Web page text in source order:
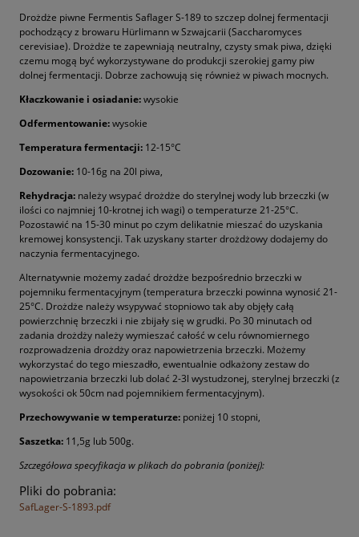
Drożdże piwne Fermentis Saflager S-189 to szczep dolnej fermentacji
pochodzący z browaru Hürlimann w Szwajcarii (Saccharomyces
cerevisiae). Drożdże te zapewniają neutralny, czysty smak piwa, dzięki
czemu mogą być wykorzystywane do produkcji szerokiej gamy piw
dolnej fermentacji. Dobrze zachowują się również w piwach mocnych.
Kłaczkowanie i osiadanie:wysokie
Odfermentowanie:wysokie
Temperatura fermentacji: 12-15°C
Dozowanie: 10-16g na 20l piwa,
Rehydracja: należy wsypać drożdże dosterylnej wody lub brzeczki (w
ilości co najmniej 10-krotnej ich wagi) o temperaturze 21-25°C.
Pozostawić na 15-30 minut po czym delikatnie mieszać do uzyskania
kremowej konsystencji. Tak uzyskany starter drożdżowy dodajemy do
naczynia fermentacyjnego.
Alternatywnie możemy zadać drożdże bezpośrednio brzeczki w
pojemniku fermentacyjnym (temperatura brzeczki powinna wynosić 21-
25°C. Drożdże należy wsypywać stopniowo tak aby objęły całą
powierzchnię brzeczki i nie zbijały się w grudki. Po30 minutach od
zadania drożdży należy wymieszać całość w celu równomiernego
rozprowadzenia drożdży oraz napowietrzenia brzeczki. Możemy
wykorzystać do tego mieszadło, ewentualnie odkażony zestaw do
napowietrzania brzeczki lub dolać 2-3l wystudzonej, sterylnej brzeczki (z
wysokości ok 50cm nad pojemnikiem fermentacyjnym).
Przechowywanie w temperaturze: poniżej 10 stopni,
Saszetka: 11,5g lub 500g.
Szczegółowa specyfikacja w plikach do pobrania (poniżej):
Pliki do pobrania:
SafLager-S-1893.pdf